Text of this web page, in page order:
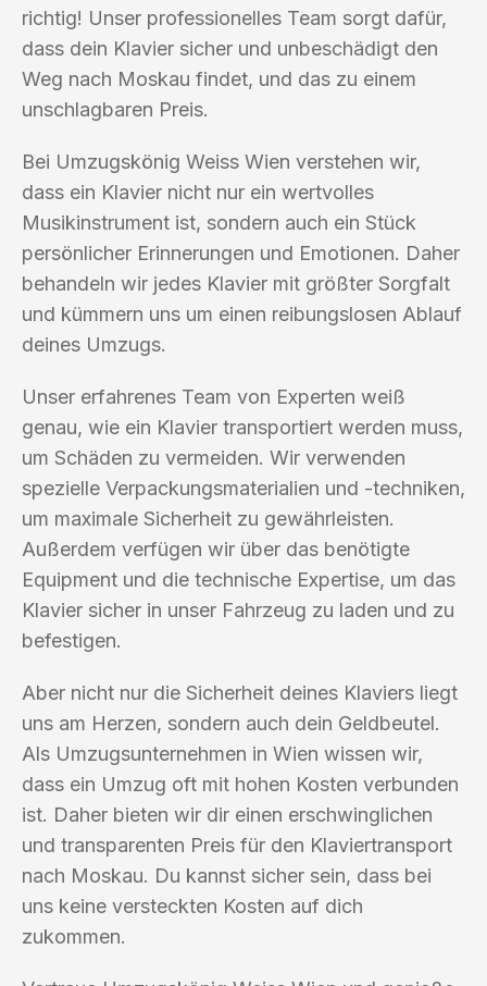
richtig! Unser professionelles Team sorgt dafür,
dass dein Klavier sicher und unbeschädigt den
Weg nach Moskau findet, und das zu einem
unschlagbaren Preis.
Bei Umzugskönig Weiss Wien verstehen wir,
dass ein Klavier nicht nur ein wertvolles
Musikinstrument ist, sondern auch ein Stück
persönlicher Erinnerungen und Emotionen. Daher
behandeln wir jedes Klavier mit größter Sorgfalt
und kümmern uns um einen reibungslosen Ablauf
deines Umzugs.
Unser erfahrenes Team von Experten weiß
genau, wie ein Klavier transportiert werden muss,
um Schäden zu vermeiden. Wir verwenden
spezielle Verpackungsmaterialien und -techniken,
um maximale Sicherheit zu gewährleisten.
Außerdem verfügen wir über das benötigte
Equipment und die technische Expertise, um das
Klavier sicher in unser Fahrzeug zu laden und zu
befestigen.
Aber nicht nur die Sicherheit deines Klaviers liegt
uns am Herzen, sondern auch dein Geldbeutel.
Als Umzugsunternehmen in Wien wissen wir,
dass ein Umzug oft mit hohen Kosten verbunden
ist. Daher bieten wir dir einen erschwinglichen
und transparenten Preis für den Klaviertransport
nach Moskau. Du kannst sicher sein, dass bei
uns keine versteckten Kosten auf dich
zukommen.